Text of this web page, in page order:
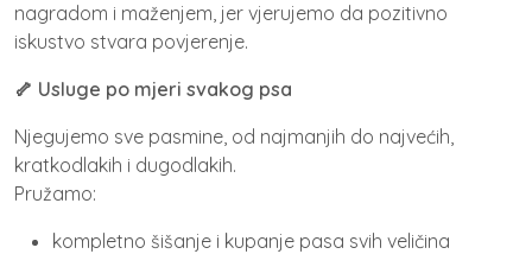
nagradom i maženjem, jer vjerujemo da pozitivno
iskustvo stvara povjerenje.
🦴 Usluge po mjeri svakog psa
Njegujemo sve pasmine, od najmanjih do najvećih,
kratkodlakih i dugodlakih.
Pružamo:
kompletno šišanje i kupanje pasa svih veličina